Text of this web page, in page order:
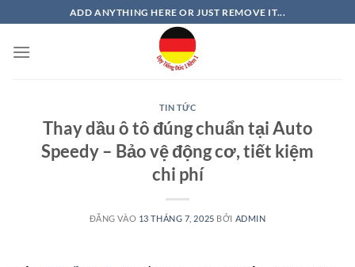
qua
nội
ADD ANYTHING HERE OR JUST REMOVE IT...
TIN TỨC
Thay dầu ô tô đúng chuẩn tại Auto
Speedy – Bảo vệ động cơ, tiết kiệm
chi phí
ĐĂNG VÀO 13 THÁNG 7, 2025 BỞI ADMIN